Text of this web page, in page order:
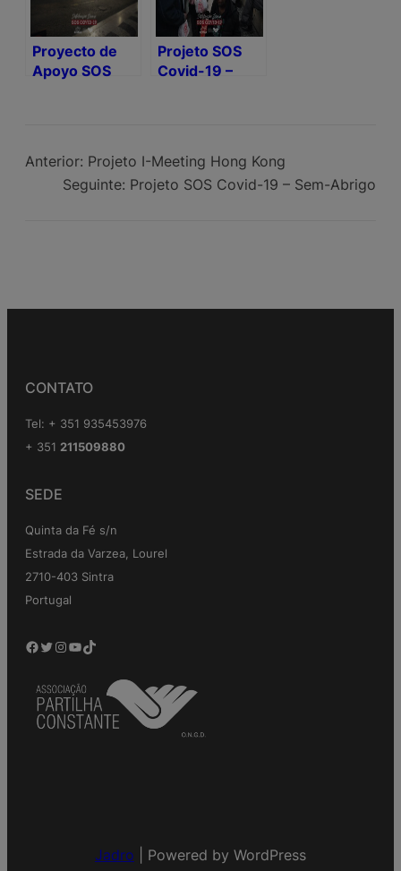
Proyecto de
Apoyo SOS
estado de
Alerta del
Projeto SOS
Covid-19 –
Anterior: Projeto I-Meeting Hong Kong
Seguinte: Projeto SOS Covid-19 – Sem-Abrigo
CONTATO
Tel: + 351 935453976
+ 351 211509880
SEDE
Quinta da Fé s/n
Estrada da Varzea, Lourel
2710-403 Sintra
Portugal
Facebook Twitter Instagram YouTube TikTok
Jadro Powered by WordPress